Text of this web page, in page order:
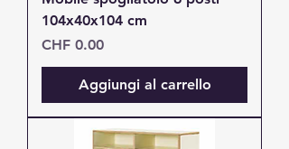
104x40x104 cm
Prezzo
CHF 0.00
Aggiungi al carrello